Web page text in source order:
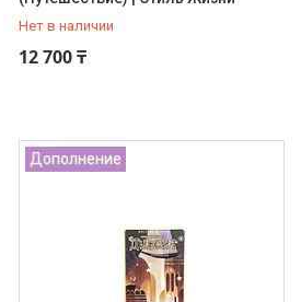
Нет в наличии
12 700 ₸
+7 (707) 816-14-12
Дополнение